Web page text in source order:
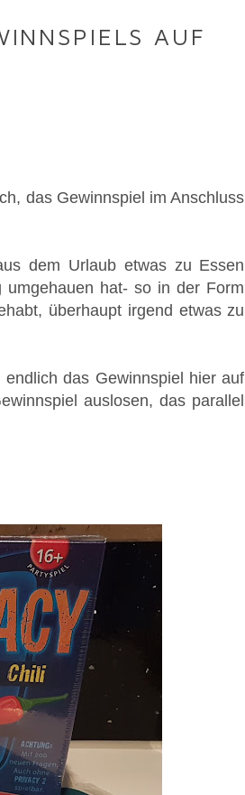
AUF
das Gewinnspiel im Anschluss
dem Urlaub etwas zu Essen
hat- so in der Form
überhaupt irgend etwas zu
das Gewinnspiel hier auf
auslosen, das parallel